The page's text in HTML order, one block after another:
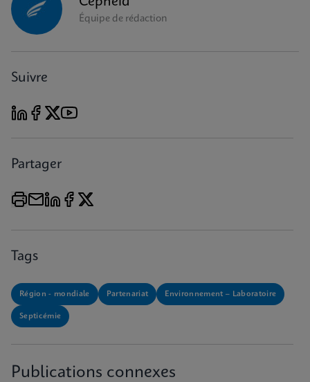
Équipe de rédaction
Suivre
Partager
Tags
Région - mondiale Partenariat Environnement – Laboratoire
Septicémie
Publications connexes